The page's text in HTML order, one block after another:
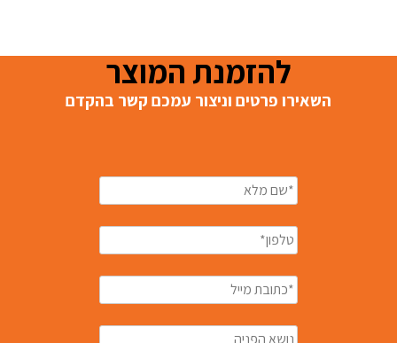
להזמנת המוצר
השאירו פרטים וניצור עמכם קשר בהקדם